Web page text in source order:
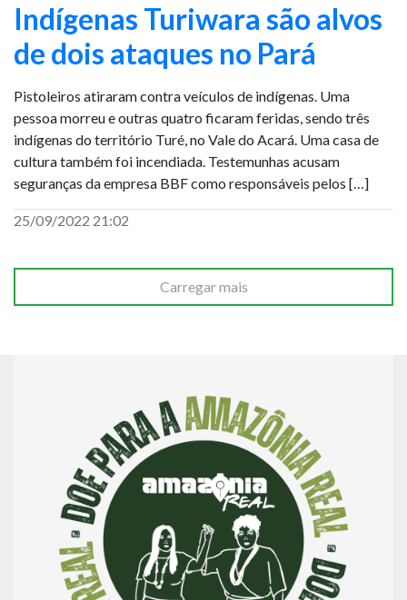
Indígenas Turiwara são alvos
de dois ataques no Pará
Pistoleiros atiraram contra veículos de indígenas. Uma
pessoa morreu e outras quatro ficaram feridas, sendo três
indígenas do território Turé, no Vale do Acará. Uma casa de
cultura também foi incendiada. Testemunhas acusam
seguranças da empresa BBF como responsáveis pelos […]
25/09/2022 21:02
Carregar mais